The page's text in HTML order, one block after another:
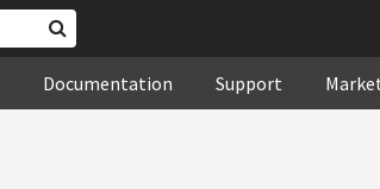
Documentation Support